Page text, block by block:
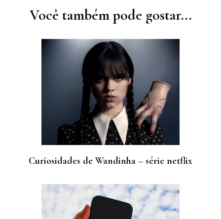
postVocê também pode gostar...
Curiosidades de Wandinha – série netflix